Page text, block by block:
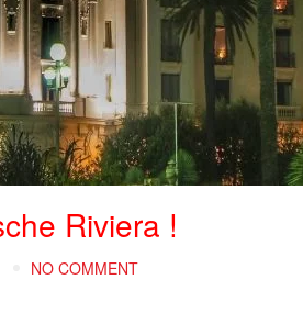
Riviera !
NO COMMENT